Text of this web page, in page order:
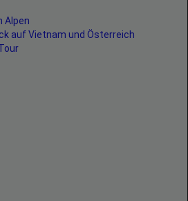
Alpen
auf Vietnam und Österreich